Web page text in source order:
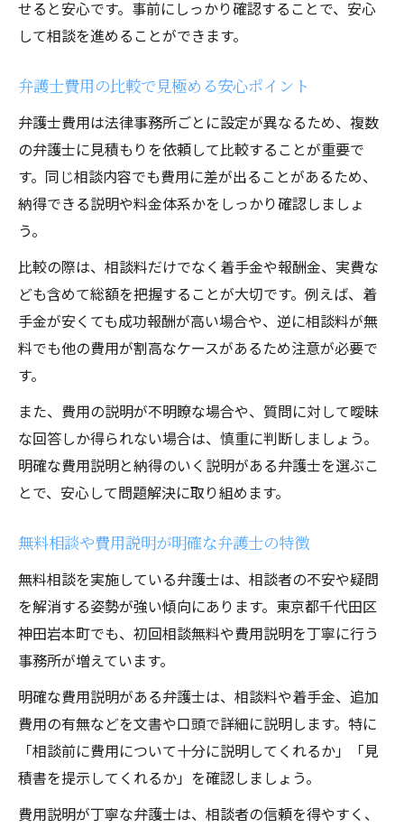
せると安心です。事前にしっかり確認することで、安心
して相談を進めることができます。
弁護士費用の比較で見極める安心ポイント
弁護士費用は法律事務所ごとに設定が異なるため、複数
の弁護士に見積もりを依頼して比較することが重要で
す。同じ相談内容でも費用に差が出ることがあるため、
納得できる説明や料金体系かをしっかり確認しましょ
う。
比較の際は、相談料だけでなく着手金や報酬金、実費な
ども含めて総額を把握することが大切です。例えば、着
手金が安くても成功報酬が高い場合や、逆に相談料が無
料でも他の費用が割高なケースがあるため注意が必要で
す。
また、費用の説明が不明瞭な場合や、質問に対して曖昧
な回答しか得られない場合は、慎重に判断しましょう。
明確な費用説明と納得のいく説明がある弁護士を選ぶこ
とで、安心して問題解決に取り組めます。
無料相談や費用説明が明確な弁護士の特徴
無料相談を実施している弁護士は、相談者の不安や疑問
を解消する姿勢が強い傾向にあります。東京都千代田区
神田岩本町でも、初回相談無料や費用説明を丁寧に行う
事務所が増えています。
明確な費用説明がある弁護士は、相談料や着手金、追加
費用の有無などを文書や口頭で詳細に説明します。特に
「相談前に費用について十分に説明してくれるか」「見
積書を提示してくれるか」を確認しましょう。
費用説明が丁寧な弁護士は、相談者の信頼を得やすく、